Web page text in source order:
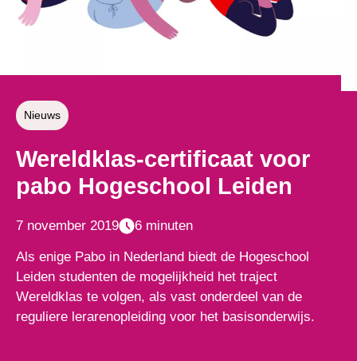
Nieuws
Wereldklas-certificaat voor
pabo Hogeschool Leiden
7 november 2019 6 minuten
Als enige Pabo in Nederland biedt de Hogeschool
Leiden studenten de mogelijkheid het traject
Wereldklas te volgen, als vast onderdeel van de
reguliere lerarenopleiding voor het basisonderwijs.